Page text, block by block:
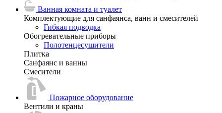
Ванная комната и туалет
Комплектующие для санфаянса, ванн и смесителей
Гибкая подводка
Обогревательные приборы
Полотенцесушители
Плитка
Санфаянс и ванны
Смесители
Пожарное оборудование
Вентили и краны